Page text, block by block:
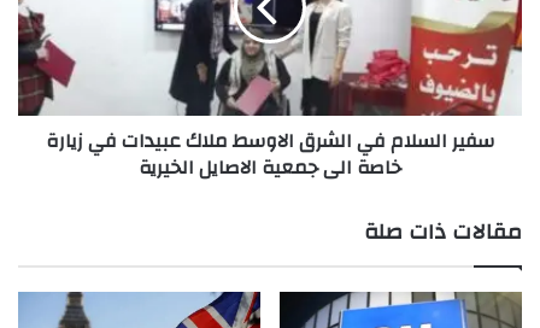
ب
ر
م
ي
ق
ر
ا
ل
س
ا
ل
ش
ر
ق
سفير السلام في الشرق الاوسط ملاك عبيدات في زيارة
خاصة الى جمعية الاصايل الخيرية
مقالات ذات صلة